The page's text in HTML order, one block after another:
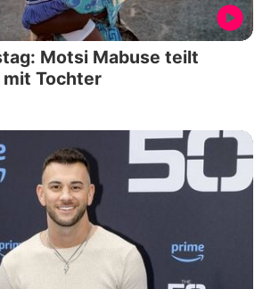
Motsi Mabuse teilt
Tochter